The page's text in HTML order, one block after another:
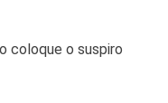
coloque o suspiro